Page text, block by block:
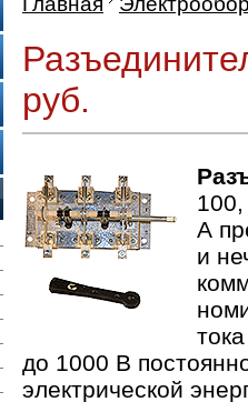
руб.
А
и
до 1000 В
электрической